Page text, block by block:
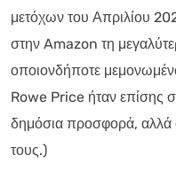
μετόχων του Απριλίου
στην Amazon τη
οποιονδήποτε
Rowe Price ήταν επίσης
δημόσια προσφορά, αλλά
τους.)